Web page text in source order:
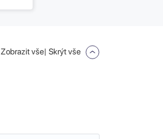
Zobrazit vše| Skrýt vše